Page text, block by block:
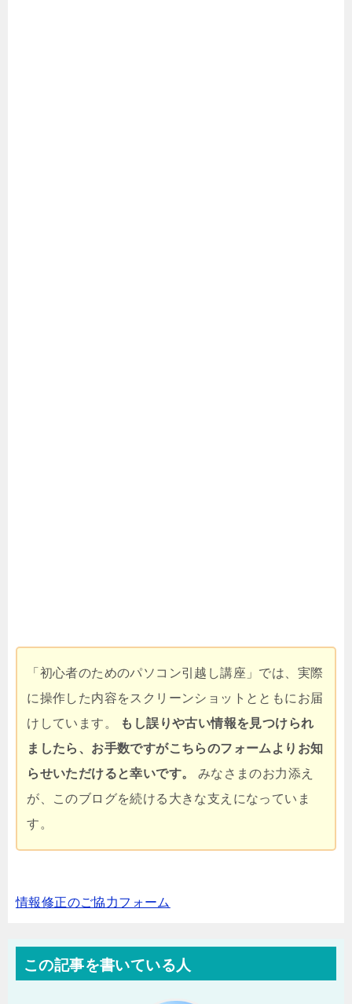
「初心者のためのパソコン引越し講座」では、実際
に操作した内容をスクリーンショットとともにお届
けしています。
もし誤りや古い情報を見つけられ
ましたら、お手数ですがこちらのフォームよりお知
らせいただけると幸いです。
みなさまのお力添え
が、このブログを続ける大きな支えになっていま
す。
情報修正のご協力フォーム
この記事を書いている人